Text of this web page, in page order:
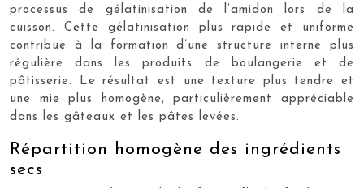
processus de gélatinisation de l’amidon lors de la
cuisson. Cette gélatinisation plus rapide et uniforme
contribue à la formation d’une structure interne plus
régulière dans les produits de boulangerie et de
pâtisserie. Le résultat est une texture plus tendre et
une mie plus homogène, particulièrement appréciable
dans les gâteaux et les pâtes levées.
Répartition homogène des ingrédients
secs